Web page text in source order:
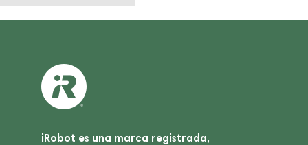
iRobot es una marca registrada,